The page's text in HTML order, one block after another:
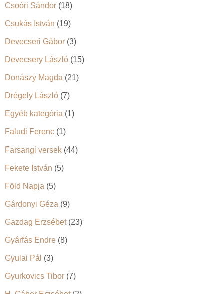
Csoóri Sándor (18)
Csukás István (19)
Devecseri Gábor (3)
Devecsery László (15)
Donászy Magda (21)
Drégely László (7)
Egyéb kategória (1)
Faludi Ferenc (1)
Farsangi versek (44)
Fekete István (5)
Föld Napja (5)
Gárdonyi Géza (9)
Gazdag Erzsébet(23)
Gyárfás Endre (8)
Gyulai Pál (3)
Gyurkovics Tibor (7)